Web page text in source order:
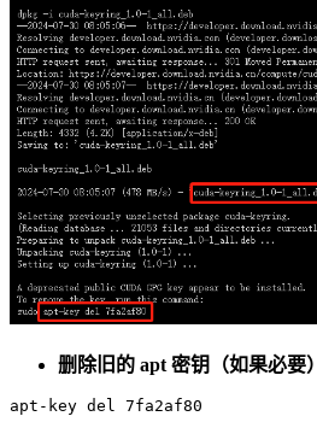
删除旧的 apt 密钥（如果必要）